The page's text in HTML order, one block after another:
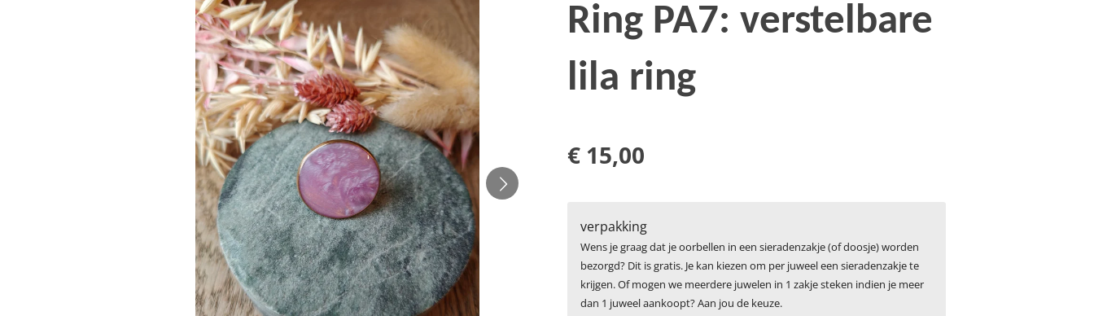
Ring PA7: verstelbare
lila ring
€ 15,00
verpakking
Wens je graag dat je oorbellen in een sieradenzakje (of doosje) worden
bezorgd? Dit is gratis. Je kan kiezen om per juweel een sieradenzakje te
krijgen. Of mogen we meerdere juwelen in 1 zakje steken indien je meer
dan 1 juweel aankoopt? Aan jou de keuze.